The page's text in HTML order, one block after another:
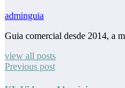
adminguia
Guia comercial desde 2014, a
view all posts
Previous post